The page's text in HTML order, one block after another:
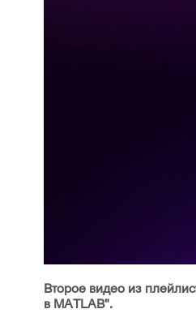
Второе видео из
в MATLAB".